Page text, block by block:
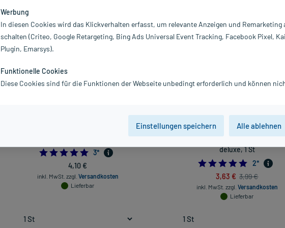
Sortieren Relevanz absteigend Produkte pro Seite: 24
Meridol Sicherer Atem Zungenreiniger, 1 St
5.0
3*
4,10 €
inkl. MwSt. zzgl. Versandkosten
Lieferbar
One Drop Only Zungenreiniger
deluxe, 1 St
5.0
2*
3,63 € 3,99 €
inkl. MwSt. zzgl. Versandkosten
Lieferbar
Werbung
In diesen Cookies wird das Klickverhalten erfasst, um relevante Anzeigen und Remarketing
schalten (Criteo, Google Retargeting, Bing Ads Universal Event Tracking, Facebook Pixel,
Plugin, Emarsys).
Funktionelle Cookies
Diese Cookies sind für die Funktionen der Webseite unbedingt erforderlich und können
Einstellungen speichern Alle ablehnen